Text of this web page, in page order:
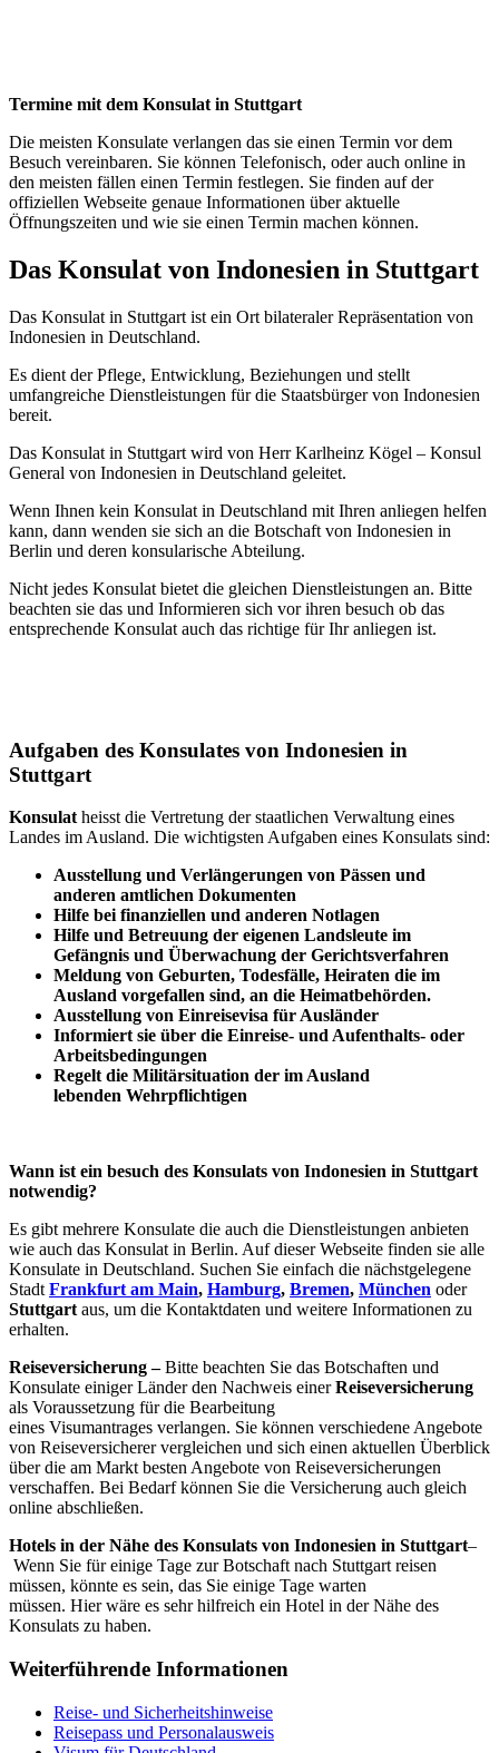
Termine mit dem Konsulat in Stuttgart
Die meisten Konsulate verlangen das sie einen Termin vor dem
Besuch vereinbaren. Sie können Telefonisch, oder auch online in
den meisten fällen einen Termin festlegen. Sie finden auf der
offiziellen Webseite genaue Informationen über aktuelle
Öffnungszeiten und wie sie einen Termin machen können.
Das Konsulat von Indonesien in Stuttgart
Das Konsulat in Stuttgart ist ein Ort bilateraler Repräsentation von
Indonesien in Deutschland.
Es dient der Pflege, Entwicklung, Beziehungen und stellt
umfangreiche Dienstleistungen für die Staatsbürger von Indonesien
bereit.
Das Konsulat in Stuttgart wird von Herr Karlheinz Kögel – Konsul
General von Indonesien in Deutschland geleitet.
Wenn Ihnen kein Konsulat in Deutschland mit Ihren anliegen helfen
kann, dann wenden sie sich an die Botschaft von Indonesien in
Berlin und deren konsularische Abteilung.
Nicht jedes Konsulat bietet die gleichen Dienstleistungen an. Bitte
beachten sie das und Informieren sich vor ihren besuch ob das
entsprechende Konsulat auch das richtige für Ihr anliegen ist.
Aufgaben des Konsulates von Indonesien in
Stuttgart
Konsulatheisst die Vertretung der staatlichen Verwaltung eines
Landes im Ausland. Die wichtigsten Aufgaben eines Konsulats sind:
Ausstellung und Verlängerungen von Pässen und
anderen amtlichen Dokumenten
Hilfe bei finanziellen und anderen Notlagen
Hilfe und Betreuung der eigenen Landsleute im
Gefängnis und Überwachung der Gerichtsverfahren
Meldung von Geburten, Todesfälle, Heiraten die im
Ausland vorgefallen sind, an die Heimatbehörden.
Ausstellung von Einreisevisa für Ausländer
Informiert sie über die Einreise- und Aufenthalts- oder
Arbeitsbedingungen
Regelt die Militärsituation der im Ausland
lebenden Wehrpflichtigen
Wann ist ein besuch des Konsulats von Indonesien in Stuttgart
notwendig?
Es gibt mehrere Konsulate die auch die Dienstleistungen anbieten
wie auch das Konsulat in Berlin. Auf dieser Webseite finden sie alle
Konsulate in Deutschland. Suchen Sie einfach die nächstgelegene
StadtFrankfurt am Main, Hamburg, Bremen, München oder
Stuttgartaus, um die Kontaktdaten und weitere Informationen zu
erhalten.
Reiseversicherung –Bitte beachten Sie das Botschaften und
Konsulate einiger Länder den Nachweis einerReiseversicherung
als Voraussetzung für die Bearbeitung
eines Visumantrages verlangen. Sie können verschiedene Angebote
von Reiseversicherer vergleichen und sich einen aktuellen Überblick
über die am Markt besten Angebote von Reiseversicherungen
verschaffen. Bei Bedarf können Sie die Versicherung auch gleich
online abschließen.
Hotels in der Nähe des Konsulats von Indonesien in Stuttgart–
Wenn Sie für einige Tage zur Botschaft nach Stuttgart reisen
müssen, könnte es sein, das Sie einige Tage warten
müssen. Hier wäre es sehr hilfreich ein Hotel in der Nähe des
Konsulats zu haben.
Weiterführende Informationen
Reise- und Sicherheitshinweise
Reisepass und Personalausweis